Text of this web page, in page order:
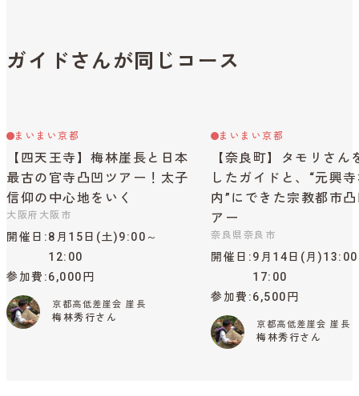
ガイドさんが同じコース
まいまい京都
【四天王寺】梅林崖長と日本
最古の官寺凸凹ツアー！太子
信仰の中心地をいく
大阪府大阪市
開催日
8月15日(土)9:00～
12:00
参加費 6,000円
京都高低差崖会 崖長
梅林秀行さん
まいまい京都
【奈良町】タモリさん
したガイドと、“元興
内”にできた宗教都市
アー
奈良県奈良市
開催日
9月14日(月
17:00
参加費 6,500円
京都高低差崖会 崖長
梅林秀行さん